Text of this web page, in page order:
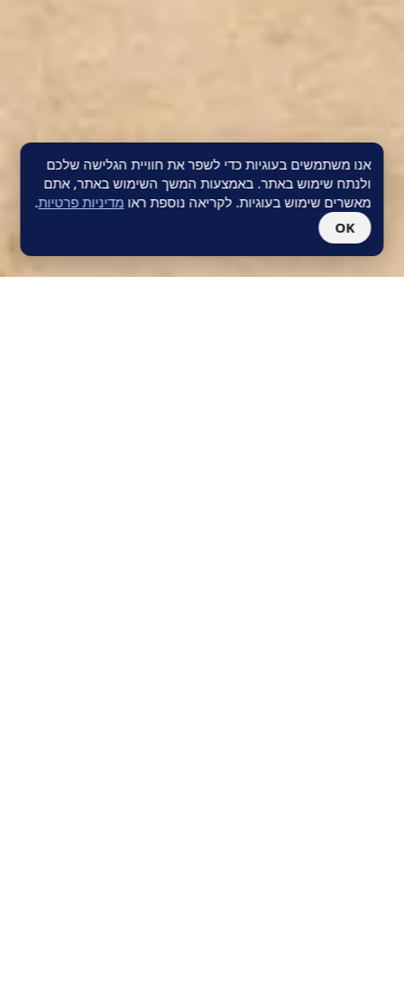
אנו משתמשים בעוגיות כדי לשפר את חוויית הגלישה שלכם
ולנתח שימוש באתר. באמצעות המשך השימוש באתר, אתם
מאשרים שימוש בעוגיות. לקריאה נוספת ראו מדיניות פרטיות.
OK